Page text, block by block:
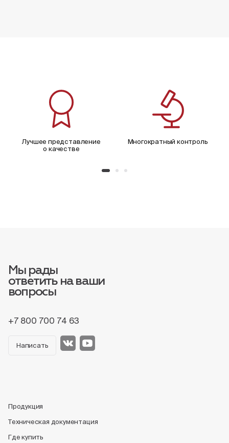
Лучшее представление
о качестве
Многократный контроль
Мы рады
ответить на ваши
вопросы
+7 800 700 74 63
Написать
Продукция
Техническая документация
Где купить